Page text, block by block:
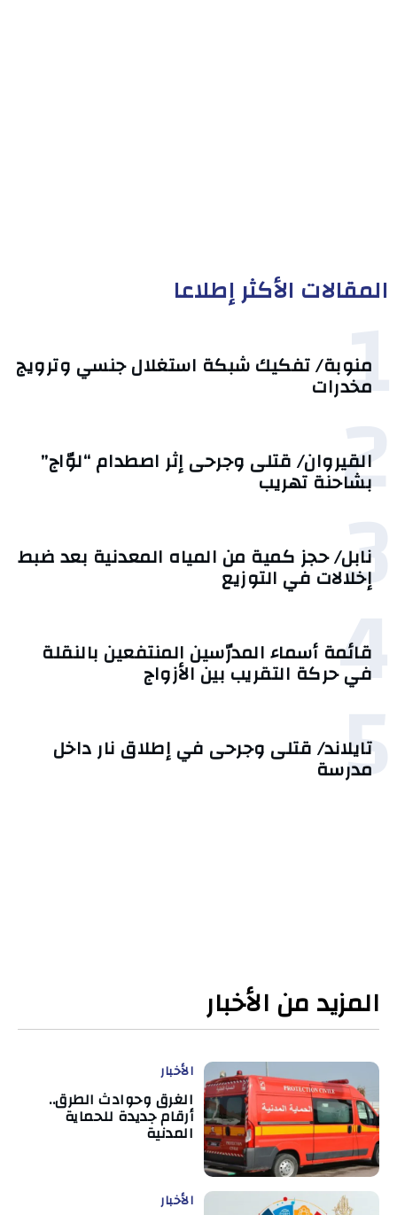
المقالات الأكثر إطلاعا
1
منوبة/ تفكيك شبكة استغلال جنسي وترويج
مخدرات
2
القيروان/ قتلى وجرحى إثر اصطدام “لوّاج”
بشاحنة تهريب
3
نابل/ حجز كمية من المياه المعدنية بعد ضبط
إخلالات في التوزيع
4
قائمة أسماء المدرّسين المنتفعين بالنقلة
في حركة التقريب بين الأزواج
5
تايلاند/ قتلى وجرحى في إطلاق نار داخل
مدرسة
المزيد من الأخبار
الأخبار
الغرق وحوادث الطرق..
أرقام جديدة للحماية
المدنية
الأخبار